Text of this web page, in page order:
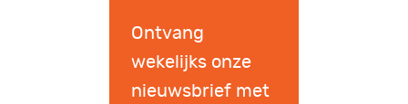
Ontvang
wekelijks onze
nieuwsbrief met